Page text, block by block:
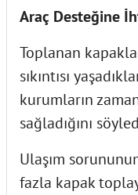
Araç Desteğine
Toplanan
sıkıntısı
kurumların
sağladığını
Ulaşım
fazla kapak